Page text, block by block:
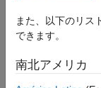
ら
ク
また、以下のリス
できます。
南北アメリカ